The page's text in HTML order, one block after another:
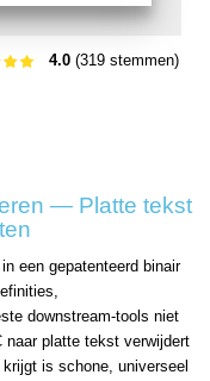
4.0(319 stemmen)
— Platte tekst
een gepatenteerd binair
downstream-tools niet
naar platte tekst verwijdert
is schone, universeel